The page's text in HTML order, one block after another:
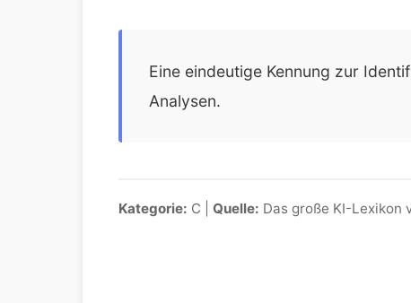
Eine eindeutige Kennung zur
Analysen.
Kategorie: C | Quelle: Das große KI-Lexikon